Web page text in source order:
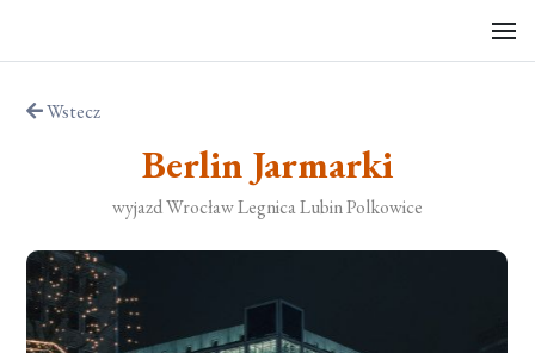
Wstecz
Berlin Jarmarki
wyjazd Wrocław Legnica Lubin Polkowice